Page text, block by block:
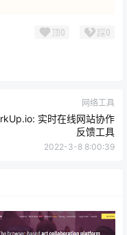
顶0 踩0
网络工具
实时在线网站协作
反馈工具
2022-3-8 8:00:39